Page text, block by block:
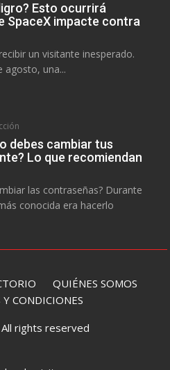
Esto ocurrirá
SpaceX impacte contra
un visitante inesperado.
agosto, una...
debes cambiar tus
Lo que recomiendan
las contraseñas? Durante
conocida era hacerlo
QUIÉNES SOMOS
CONDICIONES
rights reserved